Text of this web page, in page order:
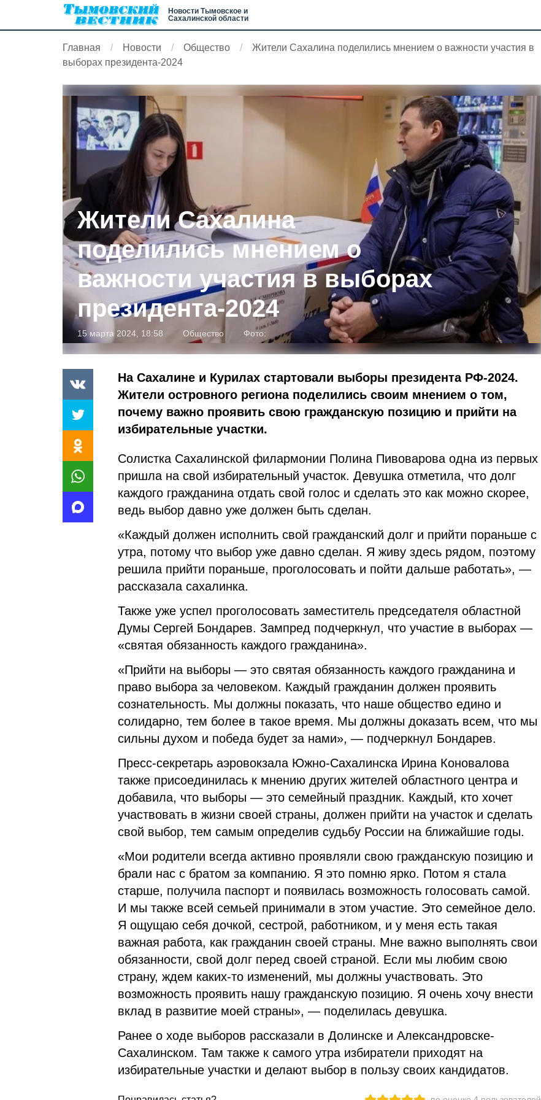
Новости Тымовское и
Сахалинской области
Главная Новости Общество
Жители Сахалина поделились мнением о важности участия в
выборах президента-2024
Жители Сахалина
поделились мнением о
важности участия в выборах
президента-2024
15 марта 2024, 18:58 Общество Фото:
На Сахалине и Курилах стартовали выборы президента РФ-2024.
Жители островного региона поделились своим мнением о том,
почему важно проявить свою гражданскую позицию и прийти на
избирательные участки.
Солистка Сахалинской филармонии Полина Пивоварова одна из первых
пришла на свой избирательный участок. Девушка отметила, что долг
каждого гражданина отдать свой голос и сделать это как можно скорее,
ведь выбор давно уже должен быть сделан.
«Каждый должен исполнить свой гражданский долг и прийти пораньше с
утра, потому что выбор уже давно сделан. Я живу здесь рядом, поэтому
решила прийти пораньше, проголосовать и пойти дальше работать», —
рассказала сахалинка.
Также уже успел проголосовать заместитель председателя областной
Думы Сергей Бондарев. Зампред подчеркнул, что участие в выборах —
«святая обязанность каждого гражданина».
«Прийти на выборы — это святая обязанность каждого гражданина и
право выбора за человеком. Каждый гражданин должен проявить
сознательность. Мы должны показать, что наше общество едино и
солидарно, тем более в такое время. Мы должны доказать всем, что мы
сильны духом и победа будет за нами», — подчеркнул Бондарев.
Пресс-секретарь аэровокзала Южно-Сахалинска Ирина Коновалова
также присоединилась к мнению других жителей областного центра и
добавила, что выборы — это семейный праздник. Каждый, кто хочет
участвовать в жизни своей страны, должен прийти на участок и сделать
свой выбор, тем самым определив судьбу России на ближайшие годы.
«Мои родители всегда активно проявляли свою гражданскую позицию и
брали нас с братом за компанию. Я это помню ярко. Потом я стала
старше, получила паспорт и появилась возможность голосовать самой.
И мы также всей семьей принимали в этом участие. Это семейное дело.
Я ощущаю себя дочкой, сестрой, работником, и у меня есть такая
важная работа, как гражданин своей страны. Мне важно выполнять свои
обязанности, свой долг перед своей страной. Если мы любим свою
страну, ждем каких-то изменений, мы должны участвовать. Это
возможность проявить нашу гражданскую позицию. Я очень хочу внести
вклад в развитие моей страны», — поделилась девушка.
Ранее о ходе выборов рассказали в Долинске и Александровске-
Сахалинском. Там также к самого утра избиратели приходят на
избирательные участки и делают выбор в пользу своих кандидатов.